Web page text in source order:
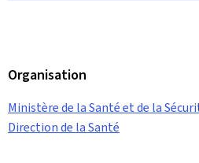
Organisation
Ministère de la Santé et de la
Direction de la Santé